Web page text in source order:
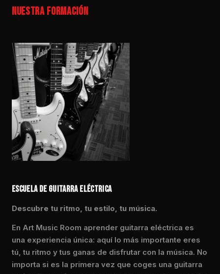
NUESTRA FORMACIÓN
ESCUELA DE GUITARRA ELÉCTRICA
Descubre tu ritmo, tu estilo, tu música.
En Art Music Room aprender guitarra eléctrica es
una experiencia única: aquí lo más importante eres
tú, tu ritmo y tus ganas de disfrutar con la música. No
importa si es la primera vez que coges una guitarra